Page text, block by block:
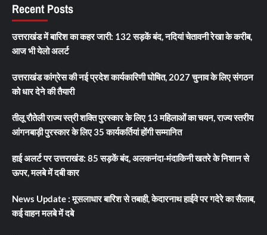
Recent Posts
उत्तराखंड में बारिश का कहर जारी: 132 सड़कें बंद, नदियां चेतावनी रेखा के करीब,
आज भी येलो अलर्ट
उत्तराखंड कांग्रेस की नई प्रदेश कार्यकारिणी घोषित, 2027 चुनाव के लिए संगठन
को धार देने की तैयारी
तीलू रौतेली राज्य स्त्री शक्ति पुरस्कार के लिए 13 महिलाओं का चयन, राज्य स्तरीय
आंगनबाड़ी पुरस्कार के लिए 35 कार्यकर्तियां होंगी सम्मानित
हाई अलर्ट पर उत्तराखंड: 85 सड़कें बंद, अलकनंदा-मंदाकिनी खतरे के निशान से
ऊपर, मलबे में दबी कार
News Update : मूसलाधार बारिश से तबाही, केदारनाथ हाईवे पर गदेरे का सैलाब,
कई वाहन मलबे में दबे